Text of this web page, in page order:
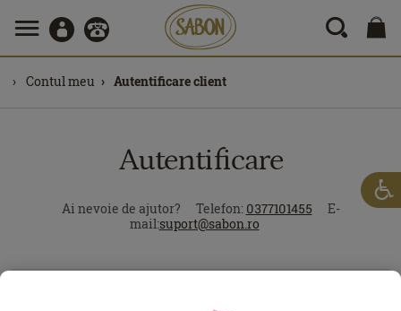
Contul meu Autentificare client
Autentificare
Ai nevoie de ajutor? Telefon: 0377101455
E-
mail:suport@sabon.ro